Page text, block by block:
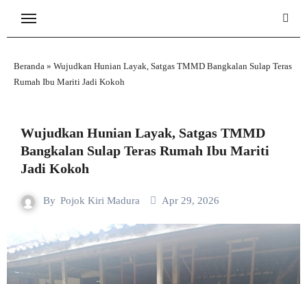
Beranda» Wujudkan Hunian Layak, Satgas TMMD Bangkalan Sulap Teras
Rumah Ibu Mariti Jadi Kokoh
Wujudkan Hunian Layak, Satgas TMMD
Bangkalan Sulap Teras Rumah Ibu Mariti
Jadi Kokoh
By Pojok Kiri Madura Apr 29, 2026